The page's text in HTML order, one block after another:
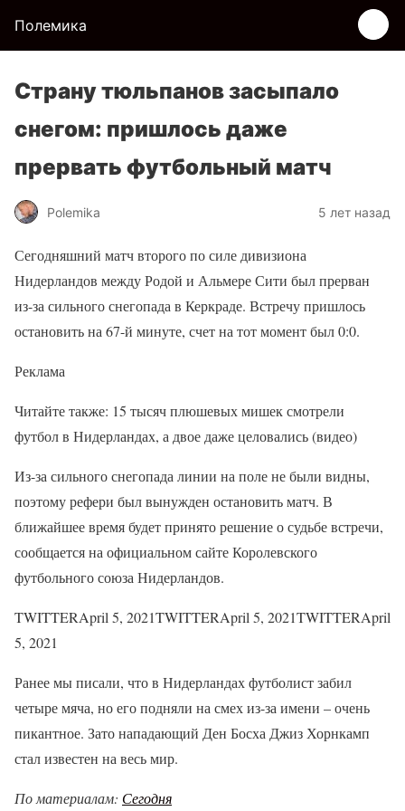
Полемика
Страну тюльпанов засыпало
снегом: пришлось даже
прервать футбольный матч
Polemika 5 лет назад
Сегодняшний матч второго по силе дивизиона
Нидерландов между Родой и Альмере Сити был прерван
из-за сильного снегопада в Керкраде. Встречу пришлось
остановить на 67-й минуте, счет на тот момент был 0:0.
Реклама
Читайте также: 15 тысяч плюшевых мишек смотрели
футбол в Нидерландах, а двое даже целовались (видео)
Из-за сильного снегопада линии на поле не были видны,
поэтому рефери был вынужден остановить матч. В
ближайшее время будет принято решение о судьбе встречи,
сообщается на официальном сайте Королевского
футбольного союза Нидерландов.
TWITTERApril 5, 2021TWITTERApril 5, 2021TWITTERApril
5, 2021
Ранее мы писали, что в Нидерландах футболист забил
четыре мяча, но его подняли на смех из-за имени – очень
пикантное. Зато нападающий Ден Босха Джиз Хорнкамп
стал известен на весь мир.
По материалам: Сегодня